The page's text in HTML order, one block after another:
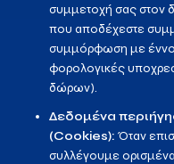
συμμετοχή σας στον
που αποδέχεστε
συμμόρφωση με
φορολογικές
δώρων).
Δεδομένα
(Cookies): Όταν
συλλέγουμε